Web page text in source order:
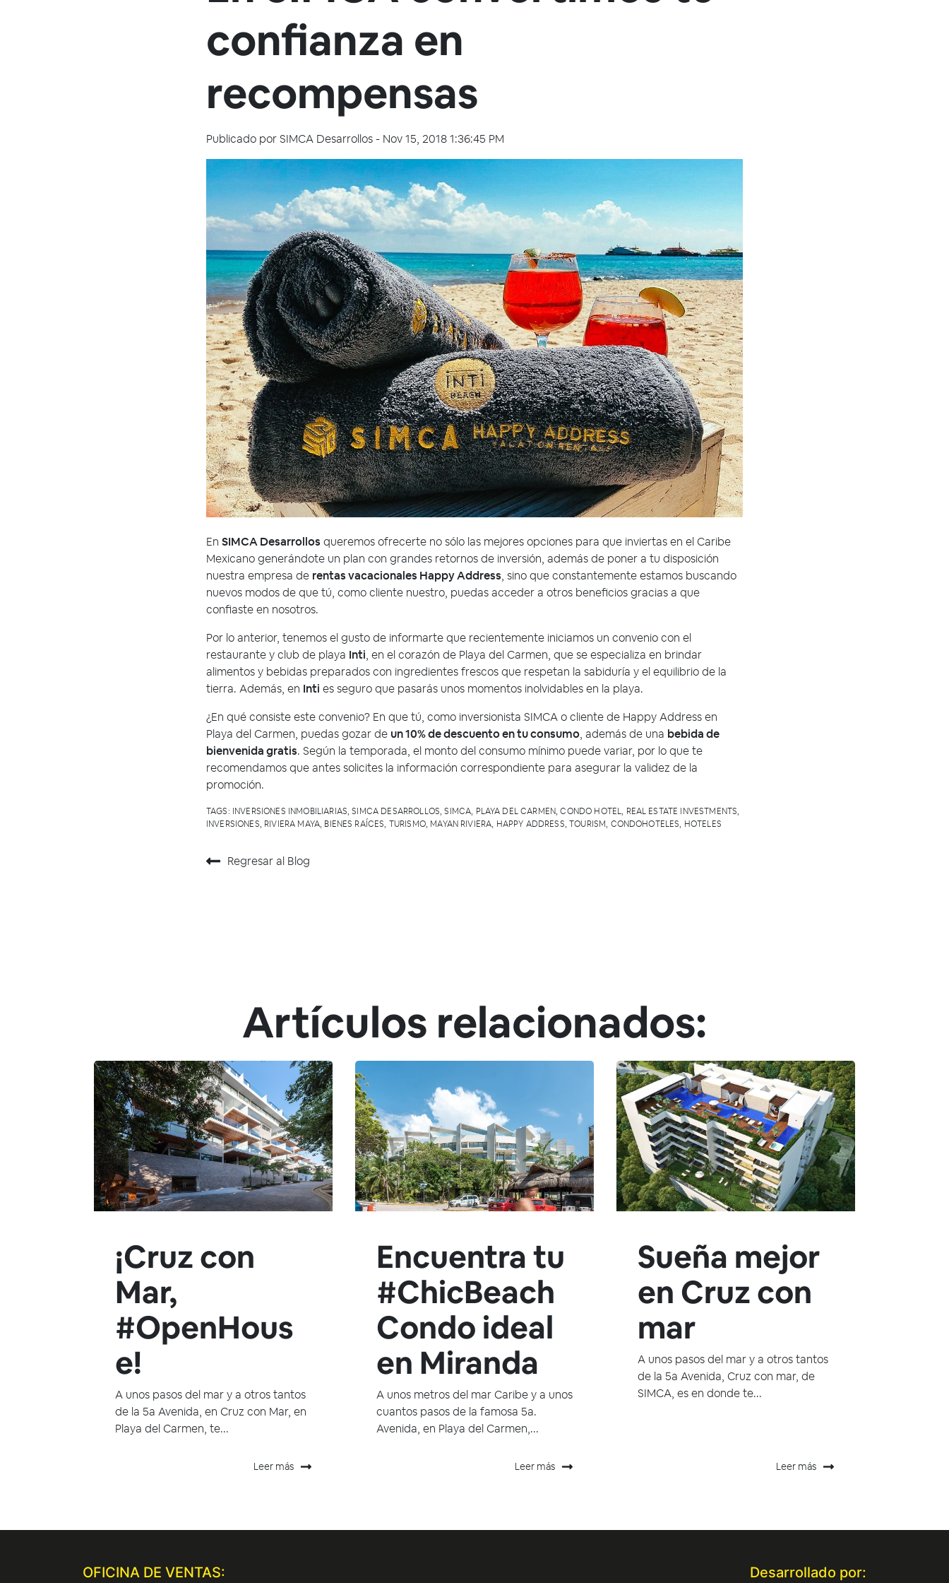
confianza en
recompensas
Publicado porSIMCA Desarrollos- Nov 15, 2018 1:36:45 PM
En SIMCA Desarrollos queremos ofrecerte no sólo las mejores opciones para que inviertas en el Caribe
Mexicano generándote un plan con grandes retornos de inversión, además de poner a tu disposición
nuestra empresa de rentas vacacionales Happy Address, sino que constantemente estamos buscando
nuevos modos de que tú, como cliente nuestro, puedas acceder a otros beneficios gracias a que
confiaste en nosotros.
Por lo anterior, tenemos el gusto de informarte que recientemente iniciamos un convenio con el
restaurante y club de playa Inti, en el corazón de Playa del Carmen, que se especializa en brindar
alimentos y bebidas preparados con ingredientes frescos que respetan la sabiduría y el equilibrio de la
tierra. Además, en Inti es seguro que pasarás unos momentos inolvidables en la playa.
¿En qué consiste este convenio? En que tú, como inversionista SIMCA o cliente de Happy Address en
Playa del Carmen, puedas gozar de un 10% de descuento en tu consumo, además de una bebida de
bienvenida gratis. Según la temporada, el monto del consumo mínimo puede variar, por lo que te
recomendamos que antes solicites la información correspondiente para asegurar la validez de la
promoción.
TAGS: INVERSIONES INMOBILIARIAS,SIMCA DESARROLLOS,SIMCA, PLAYA DEL CARMEN,CONDO HOTEL, REAL ESTATE INVESTMENTS,
INVERSIONES, RIVIERA MAYA, BIENES RAÍCES, TURISMO, MAYAN RIVIERA, HAPPY ADDRESS,TOURISM, CONDOHOTELES, HOTELES
Regresar al Blog
Artículos relacionados:
¡Cruz con
Mar,
#OpenHous
e!
A unos pasos del mar y a otros tantos
de la 5a Avenida, en Cruz con Mar, en
Playa del Carmen, te...
Leer más
Encuentra tu
#ChicBeach
Condo ideal
en Miranda
A unos metros del mar Caribe y a unos
cuantos pasos de la famosa 5a.
Avenida, en Playa del Carmen,...
Leer más
Sueña mejor
en Cruz con
mar
A unos pasos del mar y a otros tantos
de la 5a Avenida, Cruz con mar, de
SIMCA, es en donde te...
Leer más
OFICINA DE VENTAS: Desarrollado por: